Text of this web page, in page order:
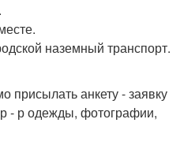
наземный транспорт.
присылать анкету - заявку
- р одежды, фотографии,